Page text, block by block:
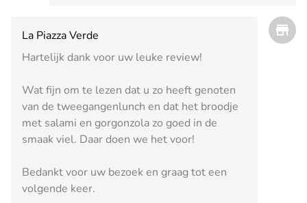
La Piazza Verde
Hartelijk dank voor uw leuke review!
Wat fijn om te lezen dat u zo heeft genoten
van de tweegangenlunch en dat het broodje
met salami en gorgonzola zo goed in de
smaak viel. Daar doen we het voor!
Bedankt voor uw bezoek en graag tot een
volgende keer.